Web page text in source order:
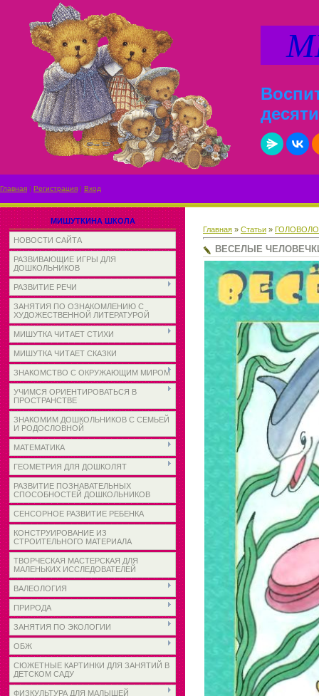
Главная | Регистрация | Вход
МИШУТКИНА ШКОЛА
НОВОСТИ САЙТА
РАЗВИВАЮЩИЕ ИГРЫ ДЛЯ
ДОШКОЛЬНИКОВ
РАЗВИТИЕ РЕЧИ
ЗАНЯТИЯ ПО ОЗНАКОМЛЕНИЮ С
ХУДОЖЕСТВЕННОЙ ЛИТЕРАТУРОЙ
МИШУТКА ЧИТАЕТ СТИХИ
МИШУТКА ЧИТАЕТ СКАЗКИ
ЗНАКОМСТВО С ОКРУЖАЮЩИМ МИРОМ
УЧИМСЯ ОРИЕНТИРОВАТЬСЯ В
ПРОСТРАНСТВЕ
ЗНАКОМИМ ДОШКОЛЬНИКОВ С СЕМЬЕЙ
И РОДОСЛОВНОЙ
МАТЕМАТИКА
ГЕОМЕТРИЯ ДЛЯ ДОШКОЛЯТ
РАЗВИТИЕ ПОЗНАВАТЕЛЬНЫХ
СПОСОБНОСТЕЙ ДОШКОЛЬНИКОВ
СЕНСОРНОЕ РАЗВИТИЕ РЕБЕНКА
КОНСТРУИРОВАНИЕ ИЗ
СТРОИТЕЛЬНОГО МАТЕРИАЛА
ТВОРЧЕСКАЯ МАСТЕРСКАЯ ДЛЯ
МАЛЕНЬКИХ ИССЛЕДОВАТЕЛЕЙ
ВАЛЕОЛОГИЯ
ПРИРОДА
ЗАНЯТИЯ ПО ЭКОЛОГИИ
ОБЖ
СЮЖЕТНЫЕ КАРТИНКИ ДЛЯ ЗАНЯТИЙ В
ДЕТСКОМ САДУ
ФИЗКУЛЬТУРА ДЛЯ МАЛЫШЕЙ
Главная » Статьи »
ВЕСЕЛЫЕ